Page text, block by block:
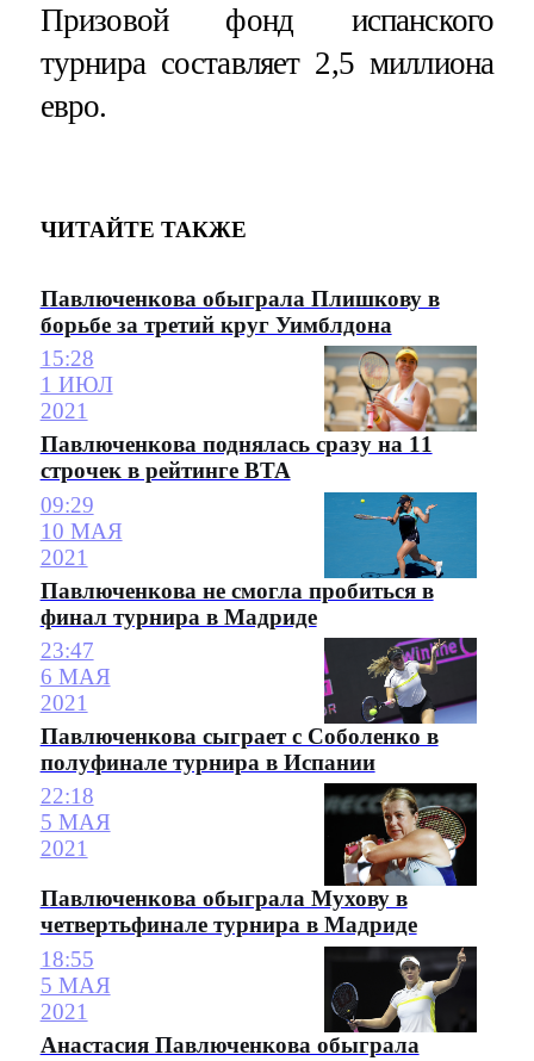
Призовой фонд испанского
турнира составляет 2,5 миллиона
евро.
ЧИТАЙТЕ ТАКЖЕ
Павлюченкова обыграла Плишкову в
борьбе за третий круг Уимблдона
15:28
1 ИЮЛ
2021
Павлюченкова поднялась сразу на 11
строчек в рейтинге ВТА
09:29
10 МАЯ
2021
Павлюченкова не смогла пробиться в
финал турнира в Мадриде
23:47
6 МАЯ
2021
Павлюченкова сыграет с Соболенко в
полуфинале турнира в Испании
22:18
5 МАЯ
2021
Павлюченкова обыграла Мухову в
четвертьфинале турнира в Мадриде
18:55
5 МАЯ
2021
Анастасия Павлюченкова обыграла